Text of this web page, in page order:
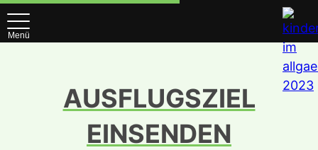
Menü
AUSFLUGSZIEL
EINSENDEN